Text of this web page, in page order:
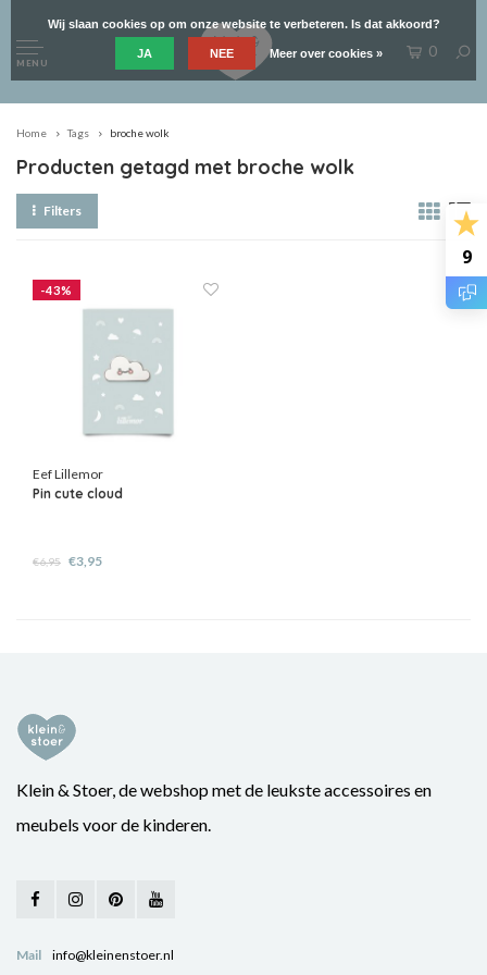
9
MENU
0
Home Tags broche wolk
Producten getagd met broche wolk
Filters
-43%
Eef Lillemor
Pin cute cloud
€6,95 €3,95
Klein & Stoer, de webshop met de leukste accessoires en
meubels voor de kinderen.
Mail info@kleinenstoer.nl
Wij slaan cookies op om onze website te verbeteren. Is dat akkoord?
JA NEE Meer over cookies »